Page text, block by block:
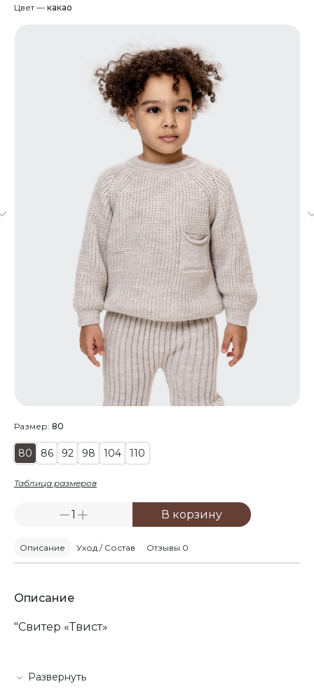
Цвет — какао
Размер: 80
80 86 92 98 104 110
Таблица размеров
1 В корзину
Описание Уход / Состав Отзывы 0
Описание
"Свитер «Твист»
тепло и стиль для вашего малыша. Он
Развернуть